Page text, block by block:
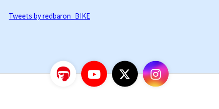
Tweets by redbaron_BIKE